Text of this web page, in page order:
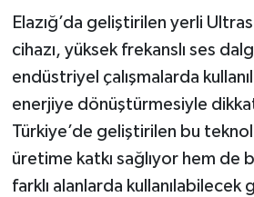
Elazığ’da geliştirilen yerli
cihazı, yüksek frekanslı ses
endüstriyel çalışmalarda
enerjiye dönüştürmesiyle
Türkiye’de geliştirilen bu
üretime katkı sağlıyor hem de
farklı alanlarda kullanılabilecek